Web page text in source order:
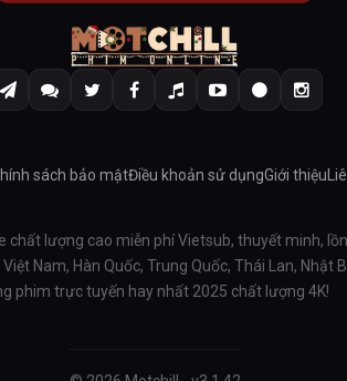
sách bảo mậtĐiều khoản sử dụngGiới thiệu
lượng cao miễn phí Vietsub, thuyết minh,
Nam, Hàn Quốc, Trung Quốc, Thái Lan, Nhật
phim trực tuyến hay nhất 2025 chất lượng 4K!